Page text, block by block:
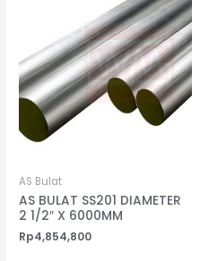
AS Bulat
AS BULAT SS201 DIAMETER
2 1/2″ X 6000MM
Rp4,854,800